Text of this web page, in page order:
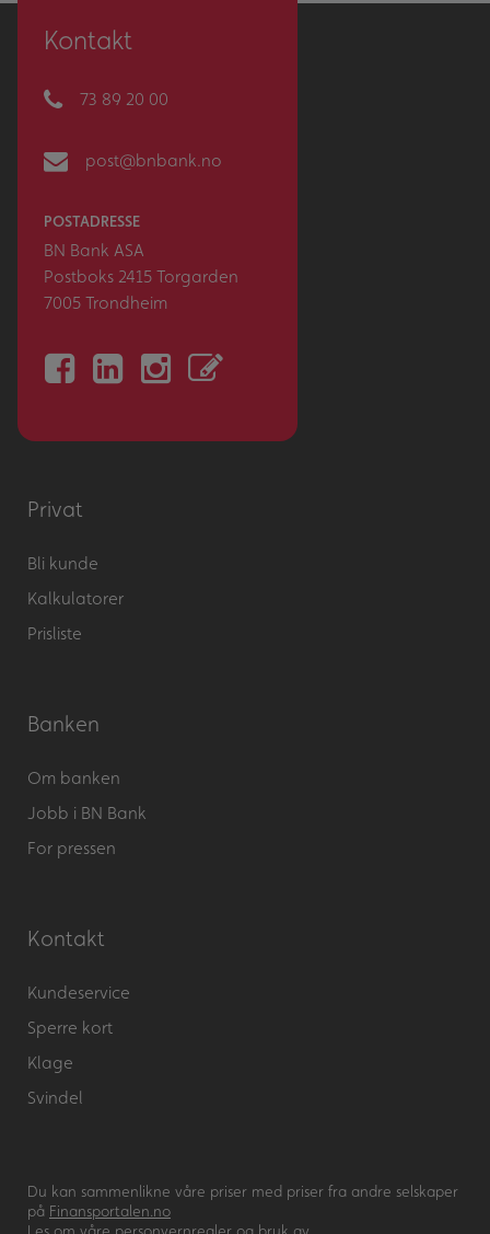
Kontakt
73 89 20 00
post@bnbank.no
POSTADRESSE
BN Bank ASA
Postboks 2415 Torgarden
7005 Trondheim
Privat
Bli kunde
Kalkulatorer
Prisliste
Banken
Om banken
Jobb i BN Bank
For pressen
Kontakt
Kundeservice
Sperre kort
Klage
Svindel
Du kan sammenlikne våre priser med priser fra andre selskaper
på Finansportalen.no
Les om våre personvernregler og bruk av